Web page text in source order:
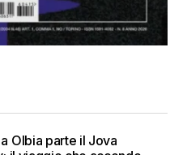
Olbia parte il Jova